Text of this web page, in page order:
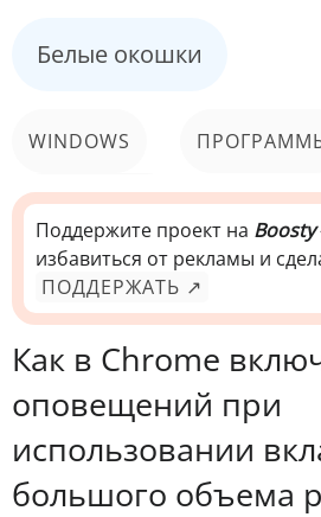
Белые окошки
WINDOWS
КОМПЬЮТЕР
Поддержите проект на Boosty
избавиться от рекламы и
ПОДДЕРЖАТЬ ↗
Как в Chrome
оповещений при
использовании
большого объема